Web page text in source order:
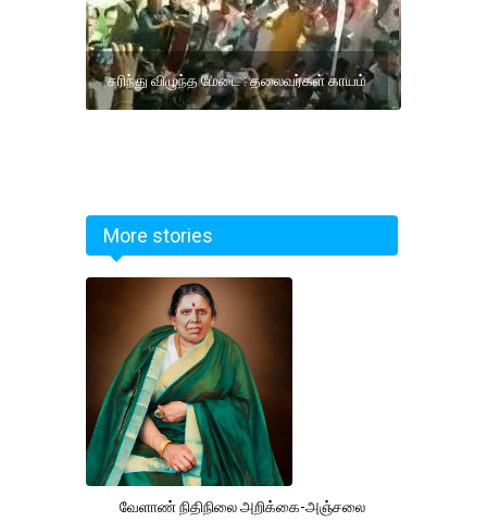
சரிந்து விழுந்த மேடை : தலைவர்கள் காயம்
More stories
வேளாண் நிதிநிலை அறிக்கை-அஞ்சலை